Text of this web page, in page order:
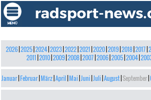
2026| 2025| 2024| 2023| 2022| 2021 2020| 2019| 2018| 2017|
2011 2010| 2009| 2008| 2007| 2006| 2005| 2004|
Januar Februar März April Mai Juni Juli August September